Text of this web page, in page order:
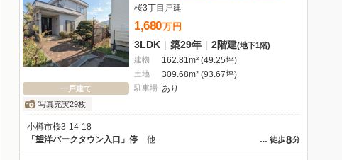
一戸建て
写真充実29枚
桜3丁目戸建
1,680万 円
3LDK | 築29年 | 2階建(地下1階)
建物
162.81m² (49.25坪)
土地 309.68m² (93.67坪)
駐車場 あり
小樽市桜3-14-18
… 徒歩8分
「望洋パークタウン入口」停 他